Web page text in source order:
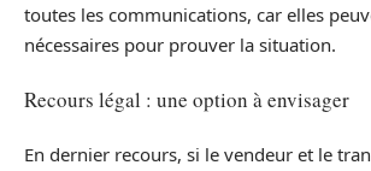
toutes les communications, car elles
nécessaires pour prouver la situation.
Recours légal : une option à envisager
En dernier recours, si le vendeur et le